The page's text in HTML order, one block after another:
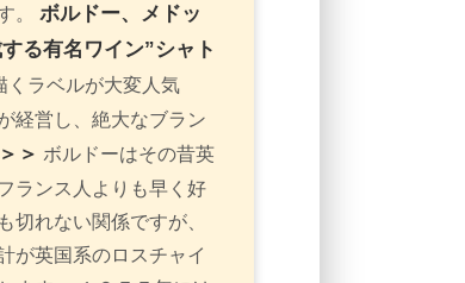
。 ボルドー、メドッ
る有名ワイン”シャト
くラベルが大変人気
経営し、絶大なブラン
＞ ボルドーはその昔英
ランス人よりも早く好
切れない関係ですが、
が英国系のロスチャイ